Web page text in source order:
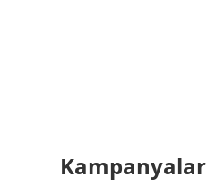
Kampanyalar